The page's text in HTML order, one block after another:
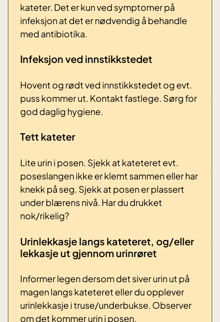
kateter. Det er kun ved symptomer på
infeksjon at det er nødvendig å behandle
med antibiotika.
Infeksjon ved innstikkstedet
Hovent og rødt ved innstikkstedet og evt.
puss kommer ut. Kontakt fastlege. Sørg for
god daglig hygiene.
Tett kateter
Lite urin i posen. Sjekk at kateteret evt.
poseslangen ikke er klemt sammen eller har
knekk på seg. Sjekk at posen er plassert
under blærens nivå. Har du drukket
nok/rikelig?
Urinlekkasje langs kateteret, og/eller
lekkasje ut gjennom urinrøret
Informer legen dersom det siver urin ut på
magen langs kateteret eller du opplever
urinlekkasje i truse/underbukse. Observer
om det kommer urin i posen.